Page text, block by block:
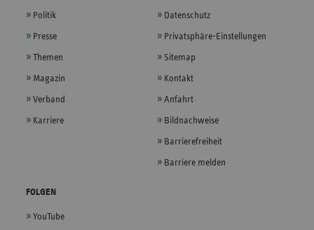
Politik
Presse
Themen
Magazin
Verband
Karriere
Datenschutz
Privatsphäre-Einstellungen
Sitemap
Kontakt
Anfahrt
Bildnachweise
Barrierefreiheit
Barriere melden
FOLGEN
YouTube